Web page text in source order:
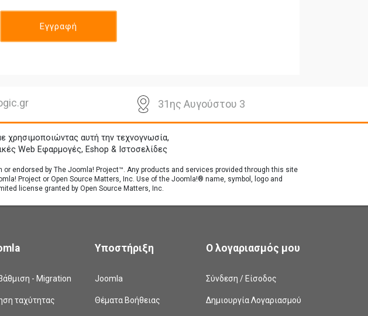
31ης Αυγούστου 3
χρησιμοποιώντας αυτή την τεχνογνωσία,
Web Εφαρμογές, Eshop & Ιστοσελίδες
endorsed by The Joomla! Project™. Any products and services provided through this site
Project or Open Source Matters, Inc. Use of the Joomla!® name, symbol, logo and
license granted by Open Source Matters, Inc.
- Migration
ταχύτητας
Υποστήριξη
Joomla
Θέματα Βοήθειας
Ο λογαριασμός μου
Σύνδεση / Είσοδος
Δημιουργία Λογαριασμού